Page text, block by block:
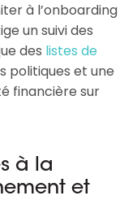
à l’onboarding
un suivi des
des listes de
politiques et une
financière sur
à la
et